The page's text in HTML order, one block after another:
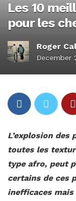
Les 10
pour les
Roger
December
L’explosion
toutes les
type afro, peut
certains de ces
inefficaces